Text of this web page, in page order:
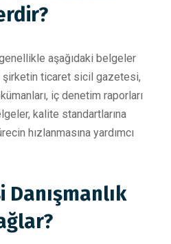
aşağıdaki belgeler
şirketin ticaret sicil gazetesi,
iç denetim raporları
kalite standartlarına
hızlanmasına yardımcı